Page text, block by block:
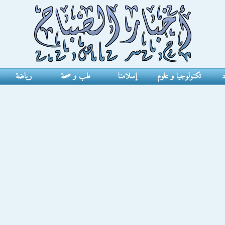
تكنولوجيا و علوم إسلامنا طب و صحة رياضة